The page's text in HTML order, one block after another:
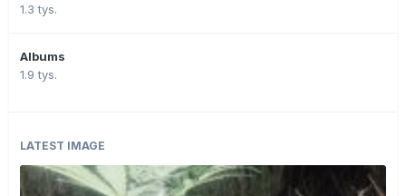
1.3 tys.
Albums
1.9 tys.
LATEST IMAGE